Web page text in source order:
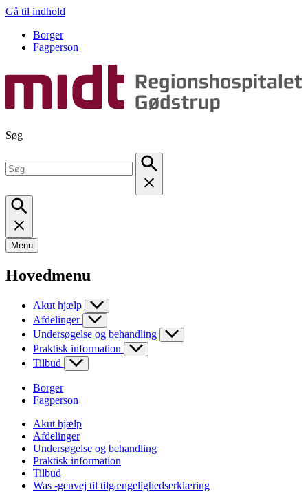
Gå til indhold
Borger
Fagperson
Søg
Menu
Hovedmenu
Akut hjælp
Afdelinger
Undersøgelse og behandling
Praktisk information
Tilbud
Borger
Fagperson
Akut hjælp
Afdelinger
Undersøgelse og behandling
Praktisk information
Tilbud
Was -genvej til tilgængelighedserklæring